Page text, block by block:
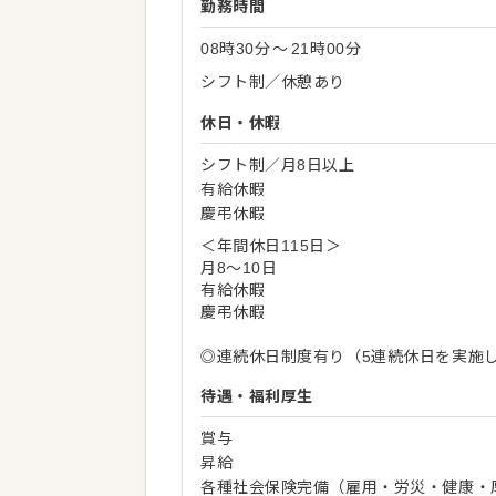
勤務時間
08時30分〜 21時00分
シフト制／休憩あり
休日・休暇
シフト制／月8日以上
有給休暇
慶弔休暇
＜年間休日115日＞
月8～10日
有給休暇
慶弔休暇
◎連続休日制度有り（5連続休日を実施し
待遇・福利厚生
賞与
昇給
各種社会保険完備（雇用・労災・健康・